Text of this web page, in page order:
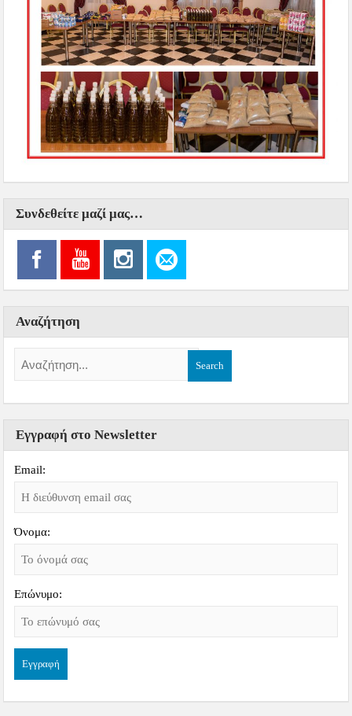
Συνδεθείτε μαζί μας…
Αναζήτηση
Εγγραφή στο Newsletter
Email:
Όνομα:
Επώνυμο: